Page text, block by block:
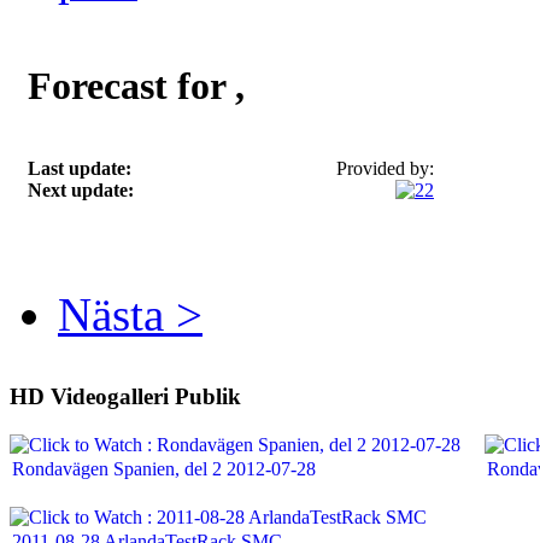
Forecast for ,
Last update:
Next update:
Provided by:
Nästa >
HD Videogalleri Publik
Rondavägen Spanien, del 2 2012-07-28